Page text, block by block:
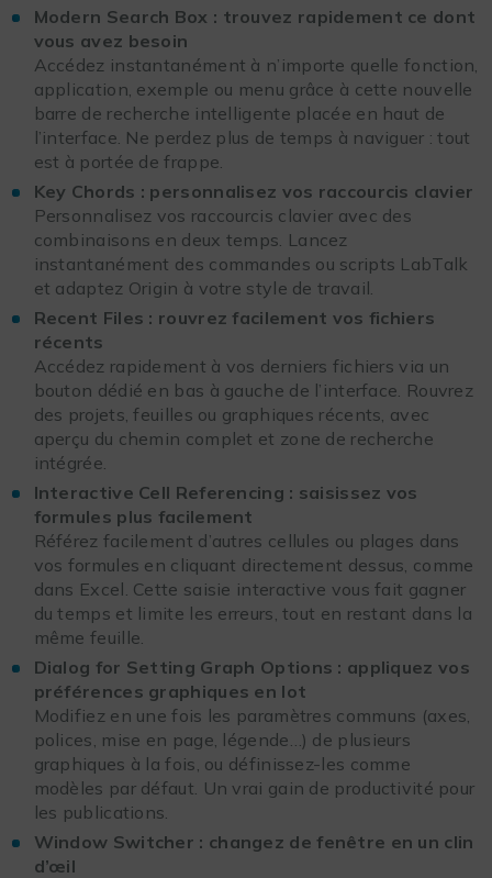
Modern Search Box : trouvez rapidement ce dont
vous avez besoin
Accédez instantanément à n’importe quelle fonction,
application, exemple ou menu grâce à cette nouvelle
barre de recherche intelligente placée en haut de
l’interface. Ne perdez plus de temps à naviguer : tout
est à portée de frappe.
Key Chords : personnalisez vos raccourcis clavier
Personnalisez vos raccourcis clavier avec des
combinaisons en deux temps. Lancez
instantanément des commandes ou scripts LabTalk
et adaptez Origin à votre style de travail.
Recent Files : rouvrez facilement vos fichiers
récents
Accédez rapidement à vos derniers fichiers via un
bouton dédié en bas à gauche de l’interface. Rouvrez
des projets, feuilles ou graphiques récents, avec
aperçu du chemin complet et zone de recherche
intégrée.
Interactive Cell Referencing : saisissez vos
formules plus facilement
Référez facilement d’autres cellules ou plages dans
vos formules en cliquant directement dessus, comme
dans Excel. Cette saisie interactive vous fait gagner
du temps et limite les erreurs, tout en restant dans la
même feuille.
Dialog for Setting Graph Options : appliquez vos
préférences graphiques en lot
Modifiez en une fois les paramètres communs (axes,
polices, mise en page, légende…) de plusieurs
graphiques à la fois, ou définissez-les comme
modèles par défaut. Un vrai gain de productivité pour
les publications.
Window Switcher : changez de fenêtre en un clin
d’œil